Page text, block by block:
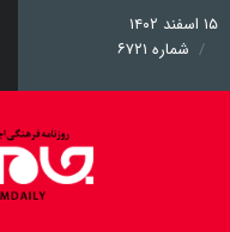
۱۵ اسفند ۱۴۰۲
شماره ۶۷۲۱